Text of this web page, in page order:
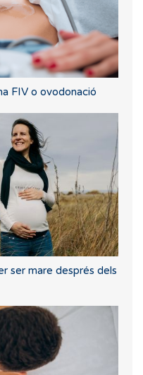
FIV o ovodonació
ser mare després dels